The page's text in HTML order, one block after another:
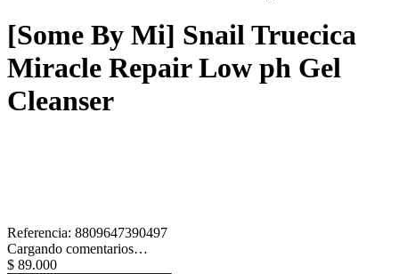
[Some By Mi] Snail Truecica
Miracle Repair Low ph Gel
Cleanser
Referencia: 8809647390497
Cargando comentarios…
$ 89.000